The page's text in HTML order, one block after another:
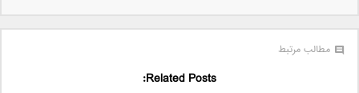
مطالب مرتبط
Related Posts: